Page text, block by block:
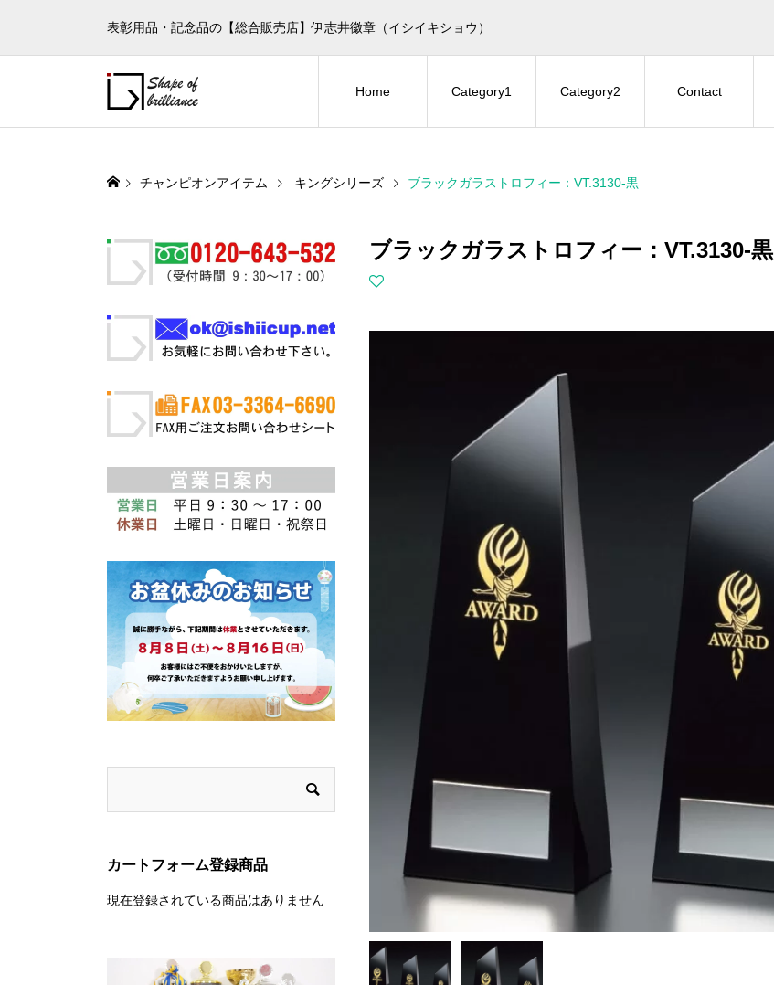
表彰用品・記念品の【総合販売店】伊志井徽章（イシイキショウ）
Home Category1 Category2 Contact
チャンピオンアイテム キングシリーズ ブラックガラストロフィー：VT.3130-黒
ブラックガラストロフィー：VT.3130-黒
カートフォーム登録商品
現在登録されている商品はありません